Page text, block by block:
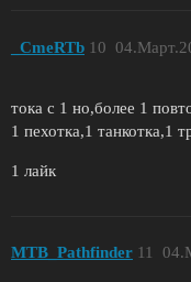
_CmeRTb 10
тока с 1 но,более 1
1 пехотка,1 танкотка,1
1 лайк
MTB_Pathfinder 11